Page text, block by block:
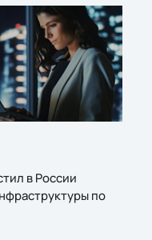
в России
по